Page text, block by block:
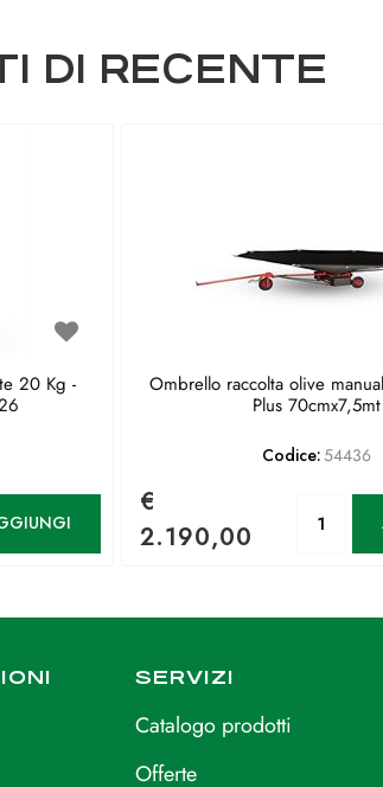
DI RECENTE
20 Kg -
Ombrello raccolta olive
Plus 70cmx7,5mt
Codice:54436
€
2.190,00
SERVIZI
Catalogo prodotti
Offerte